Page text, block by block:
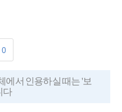
0
에서 인용하실 때는 '보
다